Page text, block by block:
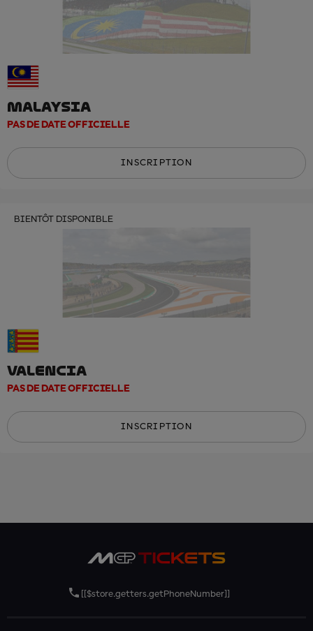
MALAYSIA
PAS DE DATE OFFICIELLE
INSCRIPTION
BIENTÔT DISPONIBLE
VALENCIA
PAS DE DATE OFFICIELLE
INSCRIPTION
[[$store.getters.getPhoneNumber]]